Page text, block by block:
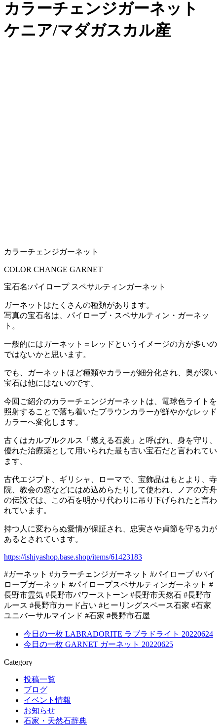
カラーチェンジガーネット
ケニア/マダガスカル産
カラーチェンジガーネット
COLOR CHANGE GARNET
宝石名:パイロープ スペサルティンガーネット
ガーネットはたくさんの種類があります。
写真の宝石名は、パイロープ・スペサルティン・ガーネッ
ト。
一般的にはガーネット＝レッドというイメージの方が多いの
ではないかと思います。
でも、ガーネットほど種類やカラーが細分化され、奥が深い
宝石は他にはないのです。
今回ご紹介のカラーチェンジガーネットは、電球色ライトを
照射することで落ち着いたブラウンカラーが鮮やかなレッド
カラーへ変化します。
古くはカルブルクルス「燃える石炭」と呼ばれ、身を守り、
優れた治療薬として用いられた最も古い宝石だと言われてい
ます。
古代エジプト、ギリシャ、ローマで、宝飾品はもとより、寺
院、教会の窓などにはめ込めらたりして使われ、ノアの方舟
の伝説では、この石を明かり代わりに吊り下げられたと言わ
れています。
持つ人に変わらぬ愛情が保証され、忠実さや貞節を守る力が
あるとされています。
https://ishiyashop.base.shop/items/61423183
#ガーネット #カラーチェンジガーネット #パイロープ #パイ
ロープガーネット #パイロープスペサルティンガーネット #
長野市霊気 #長野市パワーストーン #長野市天然石 #長野市
ルース #長野市カード占い #ヒーリングスペース石家 #石家
ユニバーサルマインド #石家 #長野市石屋
今日の一枚 LABRADORITE ラブラドライト 20220624
今日の一枚 GARNET ガーネット 20220625
Category
投稿一覧
ブログ
イベント情報
お知らせ
石家・天然石辞典